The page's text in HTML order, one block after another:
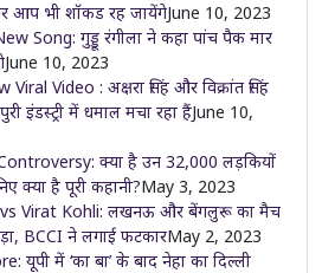
आप भी शॉकड रह जायेंगेJune 10, 2023
Song: गुड्डू रंगीला ने कहा पांच पैक मार
June 10, 2023
Video : अक्षरा सिंह और विक्रांत सिंह
इंडस्ट्री में धमाल मचा रहा हैंJune 10,
क्या है उन 32,000 लड़कियों
क्या है पूरी कहानी?May 3, 2023
Virat Kohli: लखनऊ और बेंगलुरू का मैच
BCCI ने लगाई फटकारMay 2, 2023
यूपी में ‘का बा’ के बाद नेहा का दिल्ली